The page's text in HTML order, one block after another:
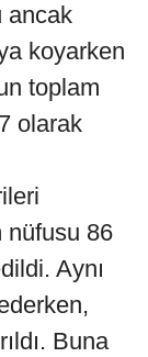
ancak
koyarken
toplam
olarak
nüfusu 86
Aynı
Buna